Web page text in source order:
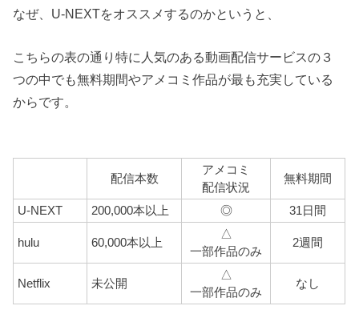
なぜ、U-NEXTをオススメするのかというと、
こちらの表の通り特に人気のある動画配信サービスの３
つの中でも無料期間やアメコミ作品が最も充実している
からです。
配信本数
アメコミ
配信状況
無料期間
U-NEXT 200,000本以上 ◎ 31日間
hulu 60,000本以上
△
一部作品のみ
2週間
Netflix 未公開
△
一部作品のみ
なし